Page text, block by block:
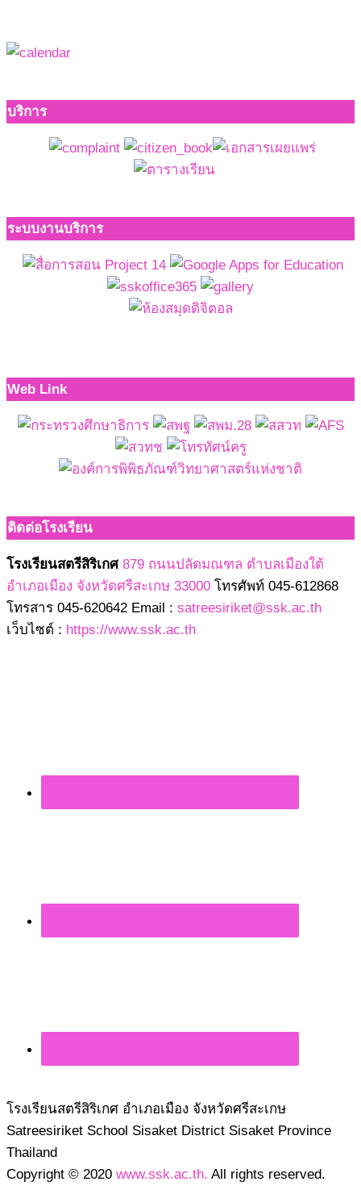
บริการ
ระบบงานบริการ
Web Link
ติดต่อโรงเรียน
โรงเรียนสตรีสิริเกศ 879 ถนนปลัดมณฑล ตำบลเมืองใต้
อำเภอเมือง จังหวัดศรีสะเกษ 33000 โทรศัพท์ 045-612868
โทรสาร 045-620642 Email : satreesiriket@ssk.ac.th
เว็บไซต์ : https://www.ssk.ac.th
โรงเรียนสตรีสิริเกศ อำเภอเมือง จังหวัดศรีสะเกษ
Satreesiriket School Sisaket District Sisaket Province
Thailand
Copyright © 2020 www.ssk.ac.th. All rights reserved.